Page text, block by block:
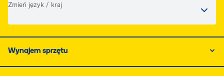
Zmień język / kraj
Wynajem sprzętu